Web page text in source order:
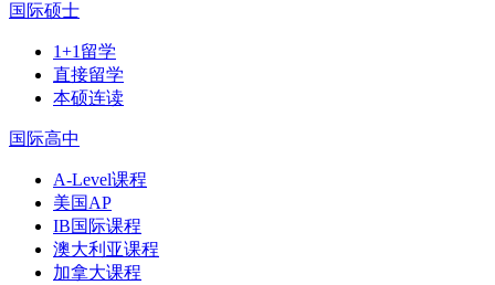
国际硕士
1+1留学
直接留学
本硕连读
国际高中
A-Level课程
美国AP
IB国际课程
澳大利亚课程
加拿大课程